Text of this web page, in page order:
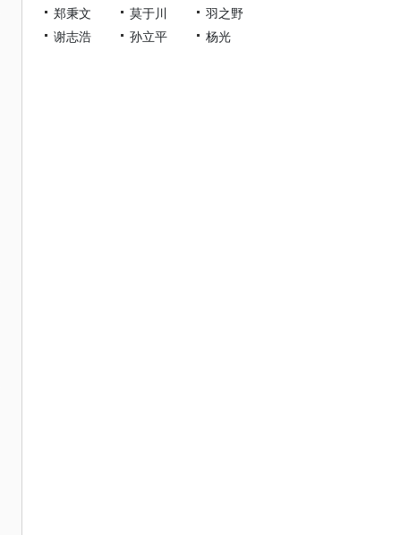
郑秉文
莫于川
羽之野
谢志浩
孙立平 杨光